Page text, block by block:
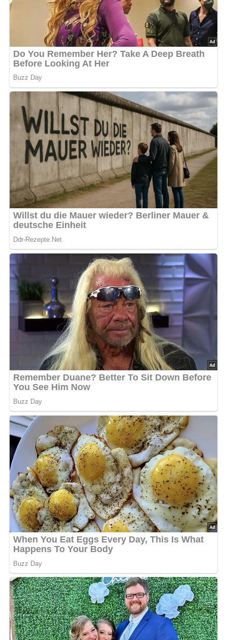
Nach: Deftiges, Verlag für die Frau Leipzig, DDR, 1987
Jetzt Sterne vergeben – Rezept
bewerten
5/5(8 Bewertung)